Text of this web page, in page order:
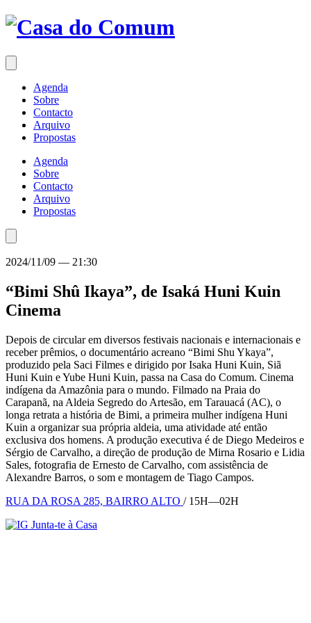
Saltar
para
conteúdo
Agenda
Sobre
Contacto
Arquivo
Propostas
Agenda
Sobre
Contacto
Arquivo
Propostas
2024/11/09 — 21:30
“Bimi Shû Ikaya”, de Isaká Huni Kuin
Cinema
Depois de circular em diversos festivais nacionais e internacionais e
receber prêmios, o documentário acreano “Bimi Shu Ykaya”,
produzido pela Saci Filmes e dirigido por Isaka Huni Kuin, Siã
Huni Kuin e Yube Huni Kuin, passa na Casa do Comum. Cinema
indígena da Amazônia para o mundo. Filmado na Praia do
Carapanã, na Aldeia Segredo do Artesão, em Tarauacá (AC), o
longa retrata a história de Bimi, a primeira mulher indígena Huni
Kuin a organizar sua própria aldeia, uma atividade até então
exclusiva dos homens. A produção executiva é de Diego Medeiros e
Sérgio de Carvalho, a direção de produção de Mirna Rosario e Lidia
Sales, fotografia de Ernesto de Carvalho, com assistência de
Alexandre Barros, o som e montagem de Tiago Campos.
RUA DA ROSA 285, BAIRRO ALTO / 15H—02H
Junta-te à Casa